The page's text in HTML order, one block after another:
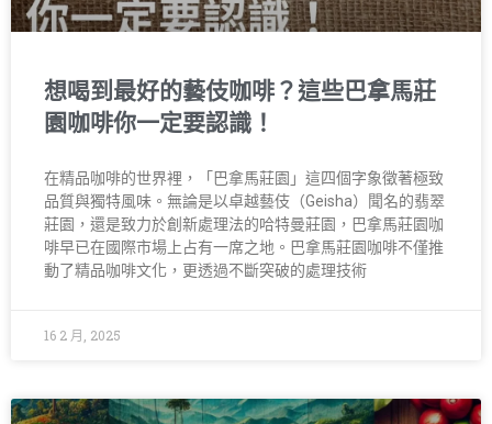
想喝到最好的藝伎咖啡？這些巴拿馬莊
園咖啡你一定要認識！
在精品咖啡的世界裡，「巴拿馬莊園」這四個字象徵著極致
品質與獨特風味。無論是以卓越藝伎（Geisha）聞名的翡翠
莊園，還是致力於創新處理法的哈特曼莊園，巴拿馬莊園咖
啡早已在國際市場上占有一席之地。巴拿馬莊園咖啡不僅推
動了精品咖啡文化，更透過不斷突破的處理技術
16 2 月, 2025